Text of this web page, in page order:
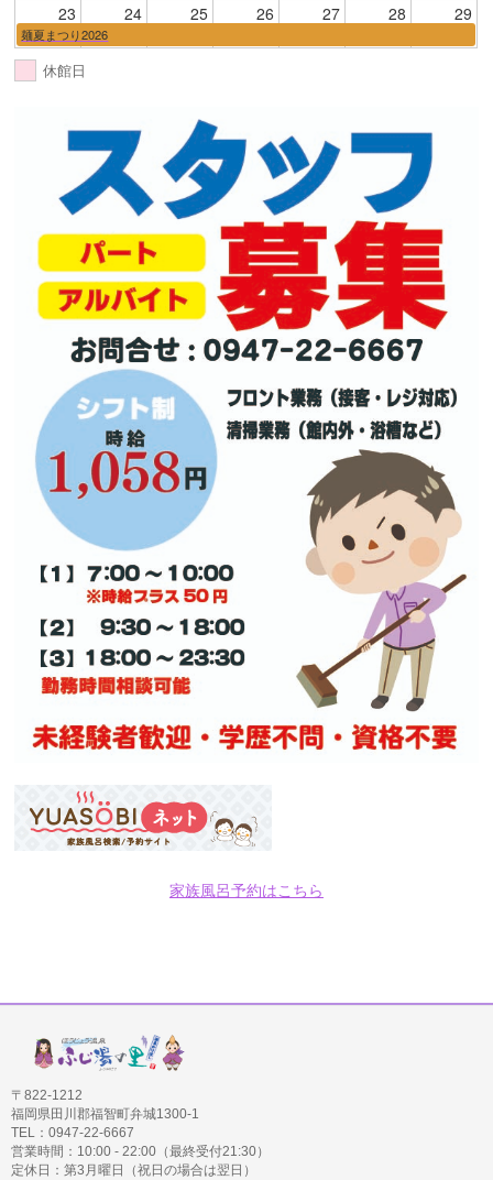
23 24 25 26 27 28 29
麺夏まつり2026
休館日
家族風呂予約はこちら
〒822-1212
福岡県田川郡福智町弁城1300-1
TEL：0947-22-6667
営業時間：10:00 - 22:00（最終受付21:30）
定休日：第3月曜日（祝日の場合は翌日）